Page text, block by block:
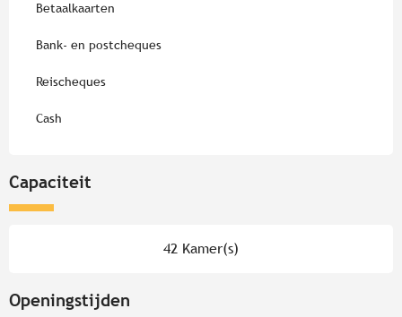
Betaalkaarten
Bank- en postcheques
Reischeques
Cash
Capaciteit
42 Kamer(s)
Openingstijden